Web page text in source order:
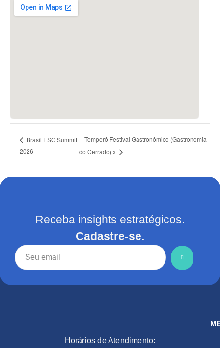
Brasil ESG Summit
2026
Temperô Festival Gastronômico (Gastronomia
do Cerrado) x
Receba insights estratégicos.
Cadastre-se.
Horários de Atendimento: